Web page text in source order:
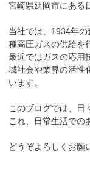
宮崎県延岡市にある
当社では、1934年
種高圧ガスの供給を
最近ではガスの応用
域社会や業界の活性
います。
このブログでは、日
これ、日常生活での
どうぞよろしくお願